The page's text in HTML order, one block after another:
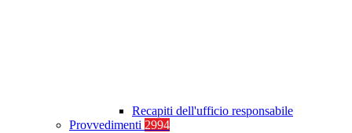
Recapiti dell'ufficio responsabile
Provvedimenti 2994